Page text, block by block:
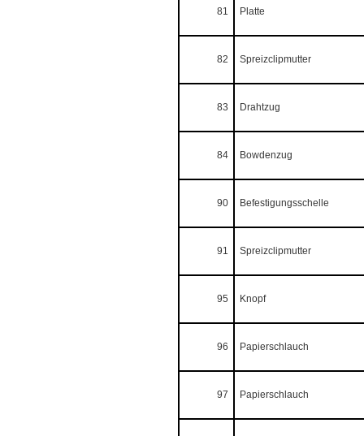
81 Platte
82 Spreizclipmutter
83 Drahtzug
84 Bowdenzug
90 Befestigungsschelle
91 Spreizclipmutter
95 Knopf
96 Papierschlauch
97 Papierschlauch